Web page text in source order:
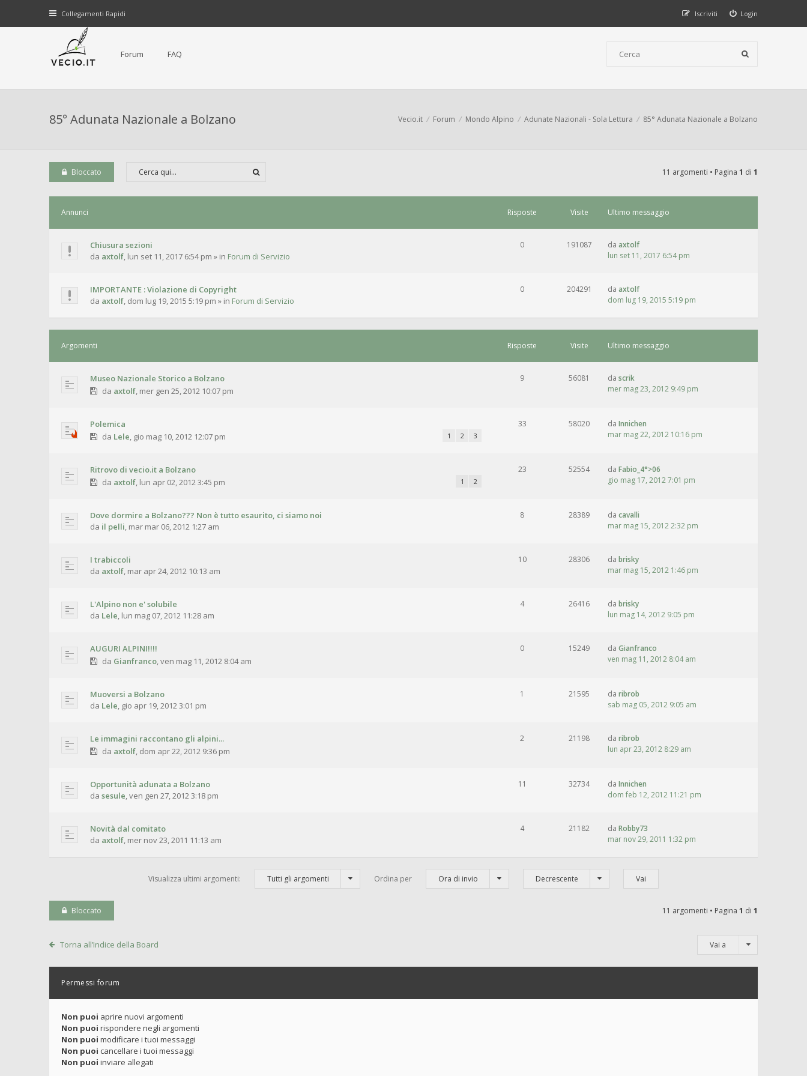
Collegamenti Rapidi Login
Iscriviti
Forum FAQ
85° Adunata Nazionale a Bolzano Vecio.it Forum Mondo Alpino Adunate Nazionali - Sola Lettura 85° Adunata Nazionale a Bolzano
Bloccato 11 argomenti • Pagina 1 di 1
Annunci Risposte Visite Ultimo messaggio
Chiusura sezioni
da axtolf, lun set 11, 2017 6:54 pm » in Forum di Servizio
0 191087 da axtolf
lun set 11, 2017 6:54 pm
IMPORTANTE : Violazione di Copyright
da axtolf, dom lug 19, 2015 5:19 pm » in Forum di Servizio
0 204291 da axtolf
dom lug 19, 2015 5:19 pm
Argomenti Risposte Visite Ultimo messaggio
Museo Nazionale Storico a Bolzano
da axtolf, mer gen 25, 2012 10:07 pm
9 56081 da scrik
mer mag 23, 2012 9:49 pm
Polemica
da Lele, gio mag 10, 2012 12:07 pm 1 2 3
33 58020 da Innichen
mar mag 22, 2012 10:16 pm
Ritrovo di vecio.it a Bolzano
da axtolf, lun apr 02, 2012 3:45 pm 1 2
23 52554 da Fabio_4°>06
gio mag 17, 2012 7:01 pm
Dove dormire a Bolzano??? Non è tutto esaurito, ci siamo noi
da il pelli, mar mar 06, 2012 1:27 am
8 28389 da cavalli
mar mag 15, 2012 2:32 pm
I trabiccoli
da axtolf, mar apr 24, 2012 10:13 am
10 28306 da brisky
mar mag 15, 2012 1:46 pm
L'Alpino non e' solubile
da Lele, lun mag 07, 2012 11:28 am
4 26416 da brisky
lun mag 14, 2012 9:05 pm
AUGURI ALPINI!!!!
da Gianfranco,ven mag 11, 2012 8:04 am
0 15249 da Gianfranco
ven mag 11, 2012 8:04 am
Muoversi a Bolzano
da Lele, gio apr 19, 2012 3:01 pm
1 21595 da ribrob
sab mag 05, 2012 9:05 am
Le immagini raccontano gli alpini...
da axtolf, dom apr 22, 2012 9:36 pm
2 21198 da ribrob
lun apr 23, 2012 8:29 am
Opportunità adunata a Bolzano
da sesule,ven gen 27, 2012 3:18 pm
11 32734 da Innichen
dom feb 12, 2012 11:21 pm
Novità dal comitato
da axtolf, mer nov 23, 2011 11:13 am
4 21182 da Robby73
mar nov 29, 2011 1:32 pm
Visualizza ultimi argomenti: Tutti gli argomenti Ordina per Ora di invio Decrescente
Bloccato 11 argomenti • Pagina 1 di 1
Torna all’Indice della Board Vai a
Permessi forum
Non puoi aprire nuovi argomenti
Non puoi rispondere negli argomenti
Non puoi modificare i tuoi messaggi
Non puoi cancellare i tuoi messaggi
Non puoi inviare allegati